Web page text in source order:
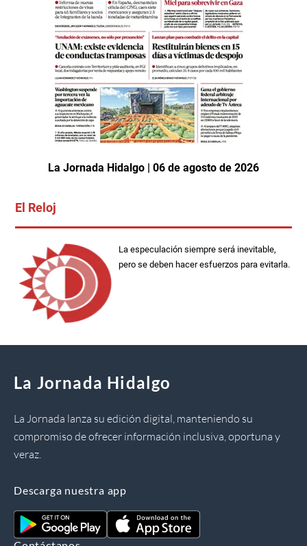
La Jornada Hidalgo | 06 de agosto de 2026
El Reloj
La especulación siempre será inevitable,
pero se deben hacer esfuerzos para evitarla.
La Jornada Hidalgo
La Jornada lanza su edición digital, manteniendo su
compromiso de ofrecer información inclusiva, oportuna y
veraz.
Descarga nuestra app